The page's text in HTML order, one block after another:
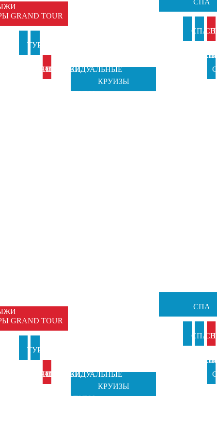
GRAND TOUR
ТУРЫ В
ИТАЛИЮ
ПРАЗДНИКИ
ОТ GRAND
ИНДИВИДУАЛЬНЫЕ
ТУРЫ
КРУИЗЫ
СПА
СПА В
ИТАЛИИ
GRAND TOUR
ТУРЫ В
ИТАЛИЮ
ПРАЗДНИКИ
ОТ GRAND
ИНДИВИДУАЛЬНЫЕ
ТУРЫ
КРУИЗЫ
СПА
СПА В
ИТАЛИИ